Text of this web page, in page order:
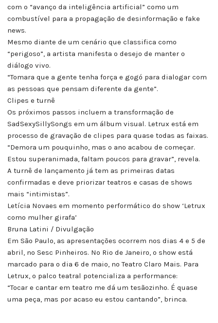
com o “avanço da inteligência artificial” como um
combustível para a propagação de desinformação e fake
news.
Mesmo diante de um cenário que classifica como
“perigoso”, a artista manifesta o desejo de manter o
diálogo vivo.
“Tomara que a gente tenha força e gogó para dialogar com
as pessoas que pensam diferente da gente”.
Clipes e turnê
Os próximos passos incluem a transformação de
SadSexySillySongs em um álbum visual. Letrux está em
processo de gravação de clipes para quase todas as faixas.
“Demora um pouquinho, mas o ano acabou de começar.
Estou superanimada, faltam poucos para gravar”, revela.
A turnê de lançamento já tem as primeiras datas
confirmadas e deve priorizar teatros e casas de shows
mais “intimistas”.
Letícia Novaes em momento performático do show ‘Letrux
como mulher girafa’
Bruna Latini / Divulgação
Em São Paulo, as apresentações ocorrem nos dias 4 e 5 de
abril, no Sesc Pinheiros. No Rio de Janeiro, o show está
marcado para o dia 6 de maio, no Teatro Claro Mais. Para
Letrux, o palco teatral potencializa a performance:
“Tocar e cantar em teatro me dá um tesãozinho. É quase
uma peça, mas por acaso eu estou cantando”, brinca.